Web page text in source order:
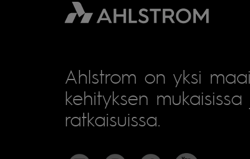
Ahlstrom on yksi
kehityksen
ratkaisuissa.